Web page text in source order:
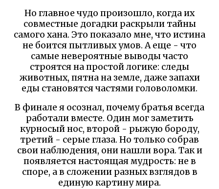
Но главное чудо произошло, когда их
совместные догадки раскрыли тайны
самого хана. Это показало мне, что истина
не боится пытливых умов. А еще - что
самые невероятные выводы часто
строятся на простой логике: следы
животных, пятна на земле, даже запахи
еды становятся частями головоломки.
В финале я осознал, почему братья всегда
работали вместе. Один мог заметить
курносый нос, второй - рыжую бороду,
третий - серые глаза. Но только собрав
свои наблюдения, они нашли вора. Так и
появляется настоящая мудрость: не в
споре, а в сложении разных взглядов в
единую картину мира.